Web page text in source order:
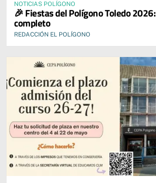
NOTICIAS POLÍGONO
🎉 Fiestas del Polígono Toledo
completo
REDACCIÓN EL POLÍGONO